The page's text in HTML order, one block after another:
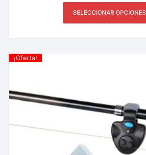
SELECCIONAR OPCIONES
¡Oferta!